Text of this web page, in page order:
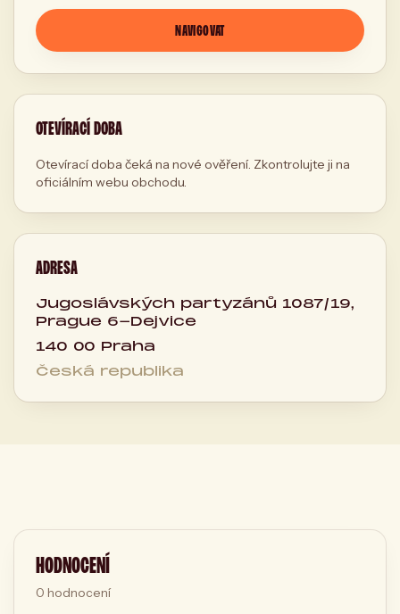
NAVIGOVAT
OTEVÍRACÍ DOBA
Otevírací doba čeká na nové ověření. Zkontrolujte ji na
oficiálním webu obchodu.
ADRESA
Jugoslávských partyzánů 1087/19,
Prague 6-Dejvice
140 00 Praha
Česká republika
HODNOCENÍ
0 hodnocení